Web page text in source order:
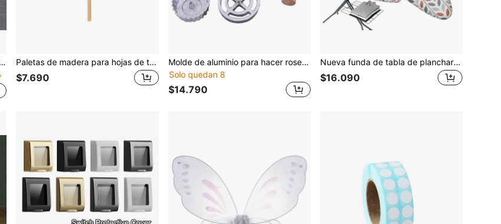
Paletas de madera para hojas de té, matcha, cucharas, utensilio de cocina de bambú negro, gadget para especias, utensilios de cocina, de vuelta a la escuela
$7.690
Molde de aluminio para hacer rosetas suecas, moldes para waffles, molde para buñuelos con asa, regalos para el Día de la Madre, artículos para mamá, suministros de repostería
Solo quedan 8
$14.790
Nueva funda de tabla de planchar universal duradera resistente a altas temperaturas, almohadilla de planchado gruesa anti-quemaduras con estampado
$16.090